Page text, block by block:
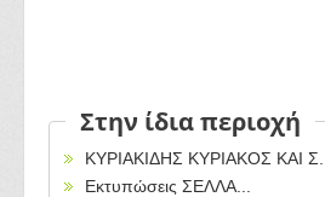
Στην ίδια περιοχή
ΚΥΡΙΑΚΙΔΗΣ ΚΥΡΙΑΚΟΣ ΚΑΙ Σ...
Εκτυπώσεις ΣΕΛΛΑ...